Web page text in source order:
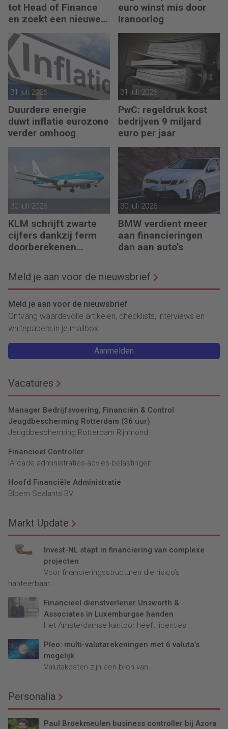
tot Head of Finance
en zoekt een nieuwe
uitdaging
euro winst mis door
Iranoorlog
31 juli 2026
Duurdere energie
duwt inflatie eurozone
verder omhoog
31 juli 2026
PwC: regeldruk kost
bedrijven 9 miljard
euro per jaar
30 juli 2026
KLM schrijft zwarte
cijfers dankzij ferm
doorberekenen
30 juli 2026
BMW verdient meer
aan financieringen
dan aan auto’s
Meld je aan voor de nieuwsbrief
Meld je aan voor de nieuwsbrief
Ontvang waardevolle artikelen, checklists, interviews en
whitepapers in je mailbox.
Aanmelden
Vacatures
Manager Bedrijfsvoering, Financiën & Control
Jeugdbescherming Rotterdam (36 uur)
Jeugdbescherming Rotterdam Rijnmond
Financieel Controller
lArcade administraties-advies-belastingen
Hoofd Financiële Administratie
Bloem Sealants BV
Markt Update
Invest-NL stapt in financiering van complexe
projecten
Voor financieringsstructuren die risico’s
hanteerbaar...
Financieel dienstverlener Unsworth &
Associates in Luxemburgse handen
Het Amsterdamse kantoor heeft licenties...
Pleo: multi-valutarekeningen met 6 valuta’s
mogelijk
Valutakosten zijn een bron van...
Personalia
Paul Broekmeulen business controller bij Azora